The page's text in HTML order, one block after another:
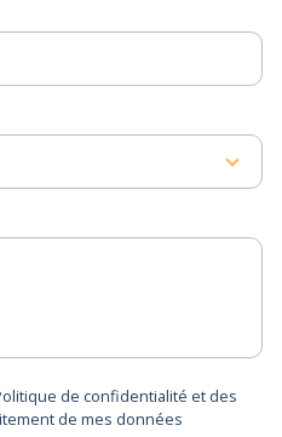
de confidentialité et des
de mes données